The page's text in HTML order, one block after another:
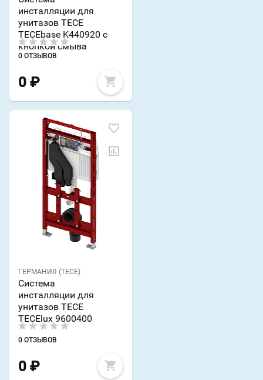
инсталляции для
унитазов TECE
TECEbase K440920 с
кнопкой смыва
0 ОТЗЫВОВ
0 ₽
ГЕРМАНИЯ (TECE)
Система
инсталляции для
унитазов TECE
TECElux 9600400
0 ОТЗЫВОВ
0 ₽